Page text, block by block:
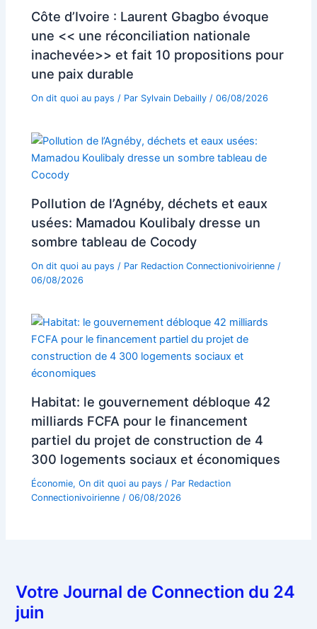
Côte d’Ivoire : Laurent Gbagbo évoque
une << une réconciliation nationale
inachevée>> et fait 10 propositions pour
une paix durable
On dit quoi au pays / Par Sylvain Debailly/06/08/2026
Pollution de l’Agnéby, déchets et eaux
usées: Mamadou Koulibaly dresse un
sombre tableau de Cocody
On dit quoi au pays / Par Redaction Connectionivoirienne /
06/08/2026
Habitat: le gouvernement débloque 42
milliards FCFA pour le financement
partiel du projet de construction de 4
300 logements sociaux et économiques
Économie,On dit quoi au pays / Par Redaction
Connectionivoirienne /06/08/2026
Votre Journal de Connection du 24
juin